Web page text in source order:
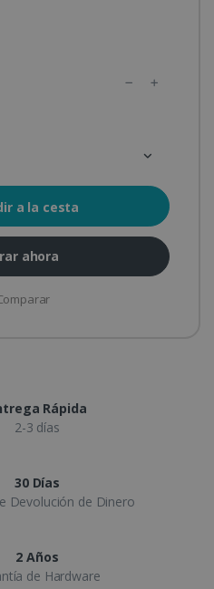
a la cesta
ahora
Rápida
2-3 días
30 Días
Devolución de Dinero
2 Años
de Hardware